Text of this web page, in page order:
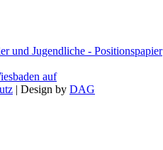
und Jugendliche - Positionspapier
auf
| Design by DAG